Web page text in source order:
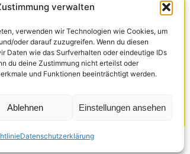
verwalten
verwenden wir Technologien wie Cookies, um
oder darauf zuzugreifen. Wenn du diesen
Daten wie das Surfverhalten oder eindeutige IDs
du deine Zustimmung nicht erteilst oder
und Funktionen beeinträchtigt werden.
Ablehnen Einstellungen ansehen
Datenschutzerklärung